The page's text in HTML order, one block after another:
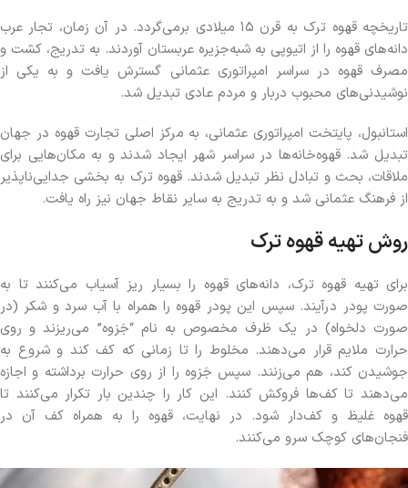
تاریخچه قهوه ترک به قرن ۱۵ میلادی برمی‌گردد. در آن زمان، تجار عرب
دانه‌های قهوه را از اتیوپی به شبه‌جزیره عربستان آوردند. به تدریج، کشت و
مصرف قهوه در سراسر امپراتوری عثمانی گسترش یافت و به یکی از
نوشیدنی‌های محبوب دربار و مردم عادی تبدیل شد.
استانبول، پایتخت امپراتوری عثمانی، به مرکز اصلی تجارت قهوه در جهان
تبدیل شد. قهوه‌خانه‌ها در سراسر شهر ایجاد شدند و به مکان‌هایی برای
ملاقات، بحث و تبادل نظر تبدیل شدند. قهوه ترک به بخشی جدایی‌ناپذیر
از فرهنگ عثمانی شد و به تدریج به سایر نقاط جهان نیز راه یافت.
روش تهیه قهوه ترک
برای تهیه قهوه ترک، دانه‌های قهوه را بسیار ریز آسیاب می‌کنند تا به
صورت پودر درآیند. سپس این پودر قهوه را همراه با آب سرد و شکر (در
صورت دلخواه) در یک ظرف مخصوص به نام “جَزوه” می‌ریزند و روی
حرارت ملایم قرار می‌دهند. مخلوط را تا زمانی که کف کند و شروع به
جوشیدن کند، هم می‌زنند. سپس جَزوه را از روی حرارت برداشته و اجازه
می‌دهند تا کف‌ها فروکش کنند. این کار را چندین بار تکرار می‌کنند تا
قهوه غلیظ و کف‌دار شود. در نهایت، قهوه را به همراه کف آن در
فنجان‌های کوچک سرو می‌کنند.